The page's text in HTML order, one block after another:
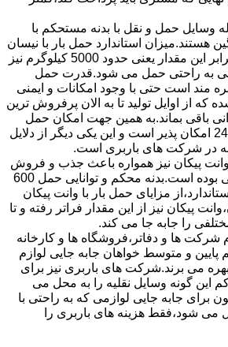
وسایل حمل و نقل با بدنه مستحکم با
هستند.میزان استاندارد حمل بار با نیسان
2800 کیلو است اما دوبرابر این مقدار یعنی حدود 5000 کیلوگرم نیز
آبی به راحتی حمل می شود.قدرت حمل
مند است حتی با وجود امکانات و ایمنی
که از اوایل تولید تا به الان پرفروش ترین
باقی بماند.به همین جهت امکان حمل
بارهای سنگین با زامیاد 24 امکان پذیر است و این یکی دیگر از دلایل
در شرکت های باربری است.
پیکان نیز همواره باعث جذب و فروش
بالای این نوع وانت ایرانی بوده است.بدنه محکم و توانایی حمل 600
مزایای حمل بار با وانت پیکان
پیکان نیز از این مقدار فراتر رفته و تا
را جابه جا می کند.
شرکت ها و دفاتر،فروشگاه ها و کارخانه
و متوسط خواهان جابه جایی لوازم
می برند.شرکت های باربری نیز برای
این گونه وسایل نقلیه را به محل می
برای جابه جایی لوازمی که به راحتی با
می شود،فقط هزینه های باربری را